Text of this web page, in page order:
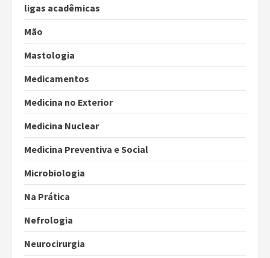
ligas acadêmicas
Mão
Mastologia
Medicamentos
Medicina no Exterior
Medicina Nuclear
Medicina Preventiva e Social
Microbiologia
Na Prática
Nefrologia
Neurocirurgia